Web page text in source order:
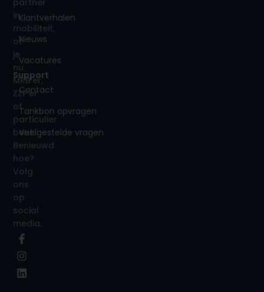
partner
in
mobiliteit,
of
je
nu
MKB’er,
ZZP’er
of
particulier
bent.
Benieuwd
hoe?
Volg
ons
op
social
media.
Klantverhalen
Nieuws
Vacatures
Support
Contact
Tankbon opvragen
Veelgestelde vragen